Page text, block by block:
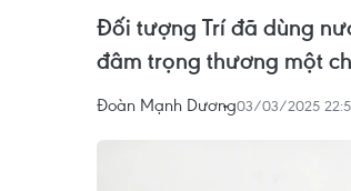
Đối tượng Trí đã dùng
đâm trọng thương một
Đoàn Mạnh Dương03/03/2025